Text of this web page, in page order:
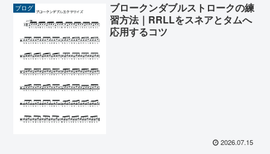
ブログ
ブロークンダブルストロークの練
習方法｜RRLLをスネアとタムへ
応用するコツ
2026.07.15